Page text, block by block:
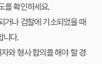
를 확인하세요.
거나 검찰에 기소되었을 때
니다.
와 형사 합의를 해야 할 경